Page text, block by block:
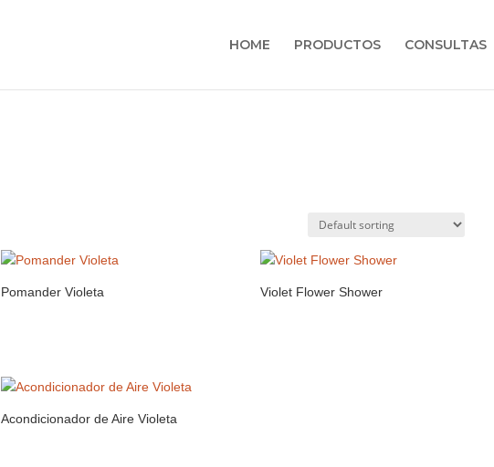
HOME PRODUCTOS CONSULTAS
Pomander Violeta Violet Flower Shower
Acondicionador de Aire Violeta